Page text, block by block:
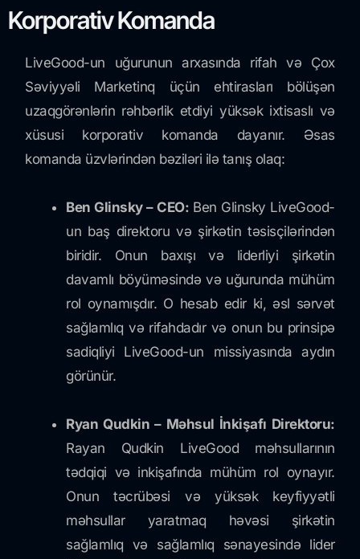
Korporativ Komanda
LiveGood-un uğurunun arxasında rifah və Çox
Səviyyəli Marketinq üçün ehtirasları bölüşən
uzaqgörənlərin rəhbərlik etdiyi yüksək ixtisaslı və
xüsusi korporativ komanda dayanır. Əsas
komanda üzvlərindən bəziləri ilə tanış olaq:
Ben Glinsky – CEO: Ben Glinsky LiveGood-
un baş direktoru və şirkətin təsisçilərindən
biridir. Onun baxışı və liderliyi şirkətin
davamlı böyüməsində və uğurunda mühüm
rol oynamışdır. O hesab edir ki, əsl sərvət
sağlamlıq və rifahdadır və onun bu prinsipə
sadiqliyi LiveGood-un missiyasında aydın
görünür.
Ryan Qudkin – Məhsul İnkişafı Direktoru:
Rayan Qudkin LiveGood məhsullarının
tədqiqi və inkişafında mühüm rol oynayır.
Onun təcrübəsi və yüksək keyfiyyətli
məhsullar yaratmaq həvəsi şirkətin
sağlamlıq və sağlamlıq sənayesində lider